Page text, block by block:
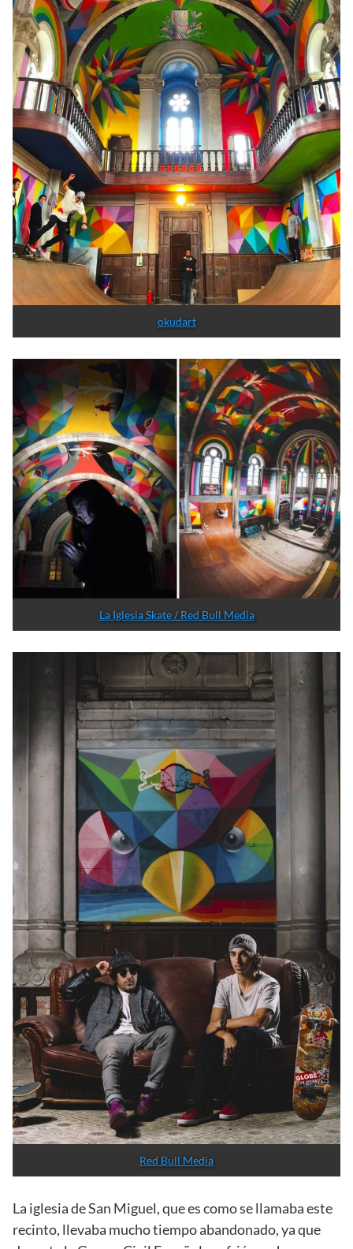
Red Bull Media
El artistaOkuda San Miguelha inaugurado esta obra,
a la que ha llamado ‘Kaos Temple ‘. Ha pintado todas
las bóvedas y muros añadiendo color a un edificio
lúgubre en sus orígenes, como la mayoría de iglesias.
A la obra se le han añadido muchas pistas
convirtiendo el lugar en unskatepark de diseño.
okudart